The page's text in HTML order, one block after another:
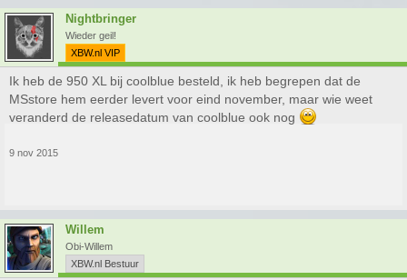
Nightbringer
Wieder geil!
XBW.nl VIP
Ik heb de 950 XL bij coolblue besteld, ik heb begrepen dat de
MSstore hem eerder levert voor eind november, maar wie weet
veranderd de releasedatum van coolblue ook nog
9 nov 2015
Willem
Obi-Willem
XBW.nl Bestuur